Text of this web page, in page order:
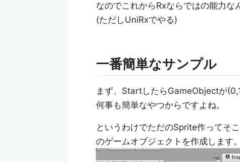
なのでこれからRxならではの能力な
(ただしUniRxでやる)
一番簡単なサンプル
まず、StartしたらGameObjectが
何事も簡単なやつからですよね。
というわけでただのSprite作ってそ
のゲームオブジェクトを作成します。